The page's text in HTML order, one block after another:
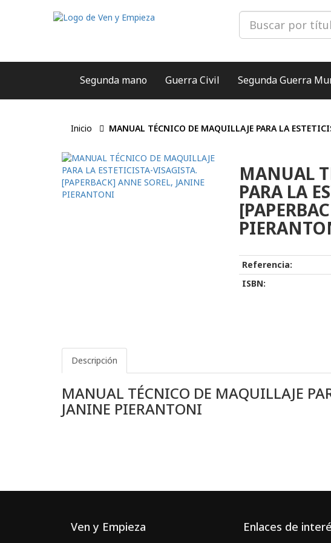
Segunda mano Guerra Civil Segunda Guerra
Inicio MANUAL TÉCNICO DE MAQUILLAJE PARA LA
MANUAL
PARA LA
Referencia:
ISBN:
Descripción
MANUAL TÉCNICO DE MAQUILLAJE
JANINE PIERANTONI
Ven y Empieza Enlaces de